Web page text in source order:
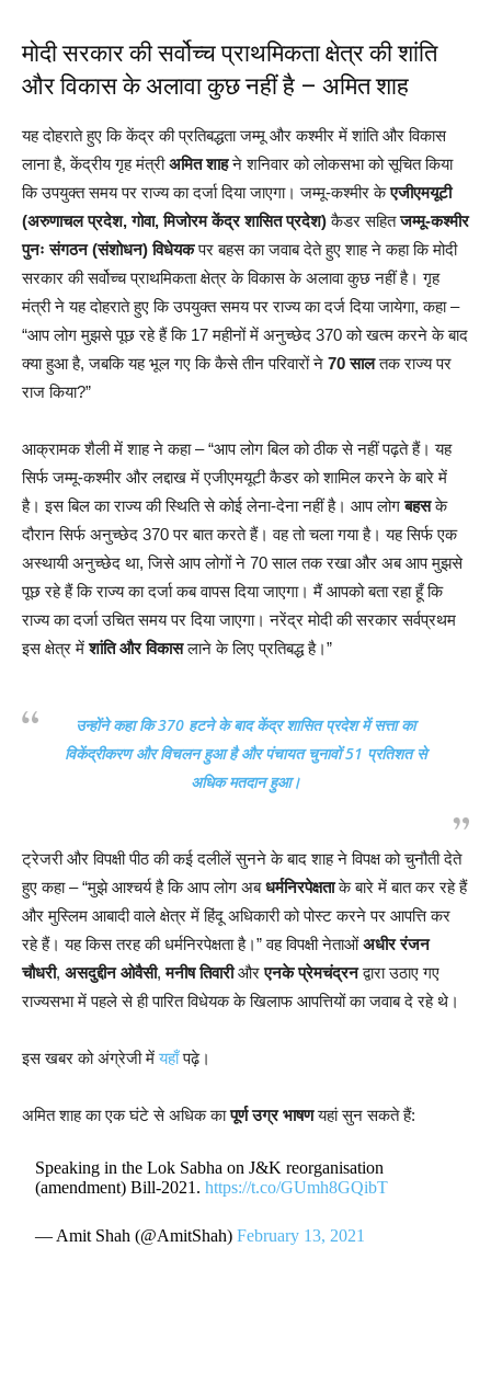
मोदी सरकार की सर्वोच्च प्राथमिकता क्षेत्र की शांति
और विकास के अलावा कुछ नहीं है – अमित शाह
यह दोहराते हुए कि केंद्र की प्रतिबद्धता जम्मू और कश्मीर में शांति और विकास
लाना है, केंद्रीय गृह मंत्रीअमित शाहने शनिवार को लोकसभा को सूचित किया
कि उपयुक्त समय पर राज्य का दर्जा दिया जाएगा। जम्मू-कश्मीर केएजीएमयूटी
(अरुणाचल प्रदेश, गोवा, मिजोरम केंद्र शासित प्रदेश)कैडर सहितजम्मू-कश्मीर
पुनः संगठन (संशोधन) विधेयकपर बहस का जवाब देते हुए शाह ने कहा कि मोदी
सरकार की सर्वोच्च प्राथमिकता क्षेत्र के विकास के अलावा कुछ नहीं है। गृह
मंत्री ने यह दोहराते हुए कि उपयुक्त समय पर राज्य का दर्ज दिया जायेगा, कहा –
“आप लोग मुझसे पूछ रहे हैं कि 17 महीनों में अनुच्छेद 370 को खत्म करने के बाद
क्या हुआ है, जबकि यह भूल गए कि कैसे तीन परिवारों ने 70 सालतक राज्य पर
राज किया?”
आक्रामक शैली में शाह ने कहा – “आप लोग बिल को ठीक से नहीं पढ़ते हैं। यह
सिर्फ जम्मू-कश्मीर और लद्दाख में एजीएमयूटी कैडर को शामिल करने के बारे में
है। इस बिल का राज्य की स्थिति से कोई लेना-देना नहीं है। आप लोगबहसके
दौरान सिर्फ अनुच्छेद 370 पर बात करते हैं। वह तो चला गया है। यह सिर्फ एक
अस्थायी अनुच्छेद था, जिसे आप लोगों ने 70 साल तक रखा और अब आप मुझसे
पूछ रहे हैं कि राज्य का दर्जा कब वापस दिया जाएगा। मैं आपको बता रहा हूँ कि
राज्य का दर्जा उचित समय पर दिया जाएगा। नरेंद्र मोदी की सरकार सर्वप्रथम
इस क्षेत्र मेंशांति और विकासलाने के लिए प्रतिबद्ध है।”
उन्होंने कहा कि 370 हटने के बाद केंद्र शासित प्रदेश में सत्ता का
विकेंद्रीकरण और विचलन हुआ है और पंचायत चुनावों 51 प्रतिशत से
अधिक मतदान हुआ।
ट्रेजरी और विपक्षी पीठ की कई दलीलें सुनने के बाद शाह ने विपक्ष को चुनौती देते
हुए कहा – “मुझे आश्चर्य है कि आप लोग अबधर्मनिरपेक्षताके बारे में बात कर रहे हैं
और मुस्लिम आबादी वाले क्षेत्र में हिंदू अधिकारी को पोस्ट करने पर आपत्ति कर
रहे हैं। यह किस तरह की धर्मनिरपेक्षता है।” वह विपक्षी नेताओंअधीर रंजन
चौधरी, असदुद्दीन ओवैसी,मनीष तिवारीऔरएनके प्रेमचंद्रनद्वारा उठाए गए
राज्यसभा में पहले से ही पारित विधेयक के खिलाफ आपत्तियों का जवाब दे रहे थे।
इस खबर को अंग्रेजी मेंयहाँपढ़े।
अमित शाह का एक घंटे से अधिक कापूर्ण उग्र भाषणयहां सुन सकते हैं:
Speaking in the Lok Sabha on J&K reorganisation
(amendment) Bill-2021.https://t.co/GUmh8GQibT
— Amit Shah (@AmitShah)February 13, 2021